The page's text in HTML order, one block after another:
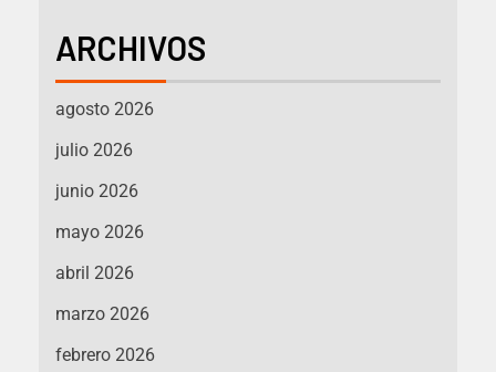
ARCHIVOS
agosto 2026
julio 2026
junio 2026
mayo 2026
abril 2026
marzo 2026
febrero 2026